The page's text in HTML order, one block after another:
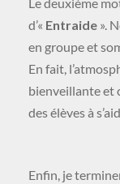
d’« Entraide ».
en groupe et
En fait,
bienveillante et
des élèves à
Enfin, je